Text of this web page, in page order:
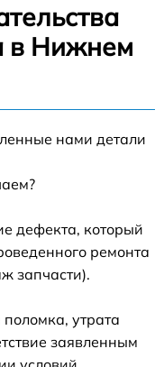
в Нижнем
нами детали
дефекта, который
ремонта
запчасти).
утрата
заявленным